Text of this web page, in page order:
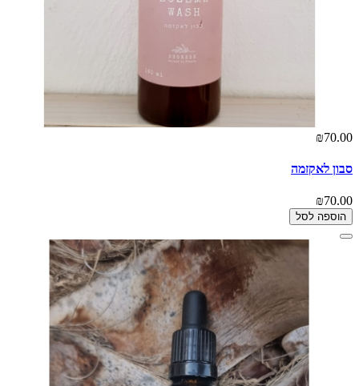
₪70.00
סבון לאקזמה
₪70.00
הוספה לסל